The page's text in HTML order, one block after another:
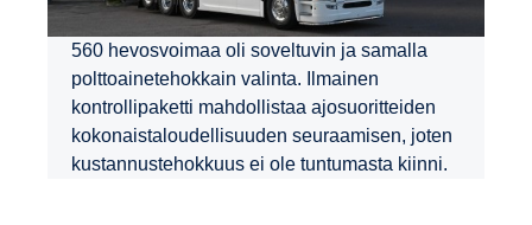
560 hevosvoimaa oli soveltuvin ja samalla
polttoainetehokkain valinta. Ilmainen
kontrollipaketti mahdollistaa ajosuoritteiden
kokonaistaloudellisuuden seuraamisen, joten
kustannustehokkuus ei ole tuntumasta kiinni.